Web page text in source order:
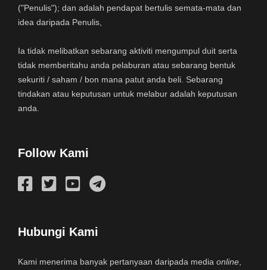
("Penulis"); dan adalah pendapat bertulis semata-mata dan
idea daripada Penulis,
Ia tidak melibatkan sebarang aktiviti mengumpul duit serta
tidak memberitahu anda pelaburan atau sebarang bentuk
sekuriti / saham / bon mana patut anda beli. Sebarang
tindakan atau keputusan untuk melabur adalah keputusan
anda.
Follow Kami
Hubungi Kami
Kami menerima banyak pertanyaan daripada media online